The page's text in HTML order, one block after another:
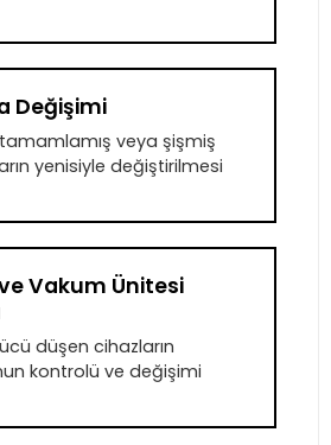
Değişimi
veya şişmiş
yenisiyle değiştirilmesi
Vakum Ünitesi
düşen cihazların
kontrolü ve değişimi